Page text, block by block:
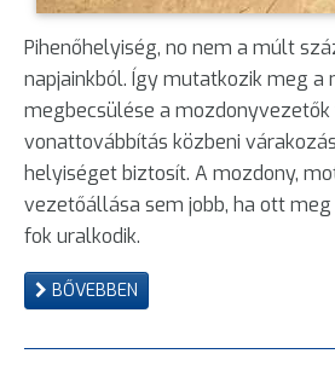
Pihenőhelyiség, no nem a múlt
napjainkból. Így mutatkozik meg a
megbecsülése a mozdonyvezetők
vonattovábbítás közbeni
helyiséget biztosít. A mozdony,
vezetőállása sem jobb, ha ott
fok uralkodik.
BŐVEBBEN